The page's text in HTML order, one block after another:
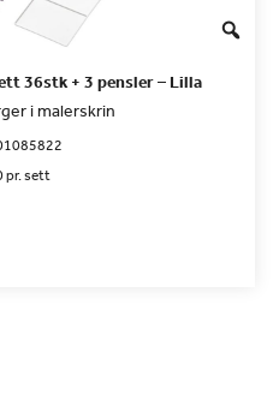
36stk + 3 pensler – Lilla
i malerskrin
pr. sett